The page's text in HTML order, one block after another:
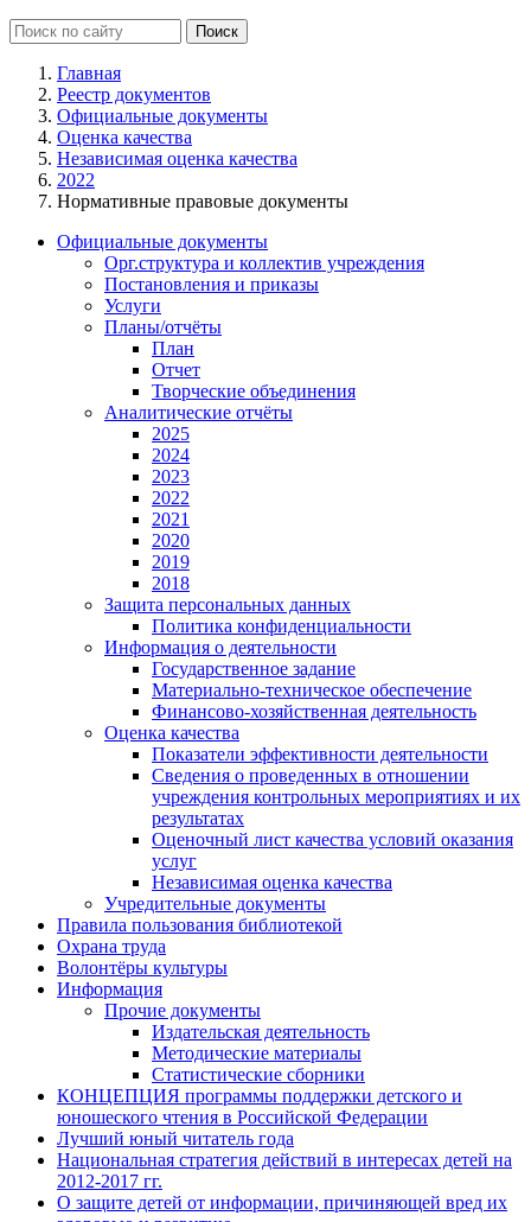
Главная
Реестр документов
Официальные документы
Оценка качества
Независимая оценка качества
2022
Нормативные правовые документы
Официальные документы
Орг.структура и коллектив учреждения
Постановления и приказы
Услуги
Планы/отчёты
План
Отчет
Творческие объединения
Аналитические отчёты
2025
2024
2023
2022
2021
2020
2019
2018
Защита персональных данных
Политика конфиденциальности
Информация о деятельности
Государственное задание
Материально-техническое обеспечение
Финансово-хозяйственная деятельность
Оценка качества
Показатели эффективности деятельности
Сведения о проведенных в отношении
учреждения контрольных мероприятиях и их
результатах
Оценочный лист качества условий оказания
услуг
Независимая оценка качества
Учредительные документы
Правила пользования библиотекой
Охрана труда
Волонтёры культуры
Информация
Прочие документы
Издательская деятельность
Методические материалы
Статистические сборники
КОНЦЕПЦИЯ программы поддержки детского и
юношеского чтения в Российской Федерации
Лучший юный читатель года
Национальная стратегия действий в интересах детей на
2012-2017 гг.
О защите детей от информации, причиняющей вред их